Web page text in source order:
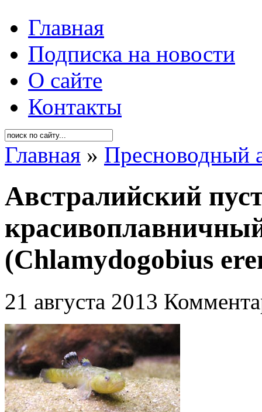
Главная
Подписка на новости
О сайте
Контакты
Главная » Пресноводный
Австралийский
(Chlamydogobius
21 августа 2013